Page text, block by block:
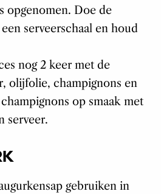
opgenomen. Doe de
serveerschaal en houd
nog 2 keer met de
olijfolie, champignons en
op smaak met
serveer.
gebruiken in